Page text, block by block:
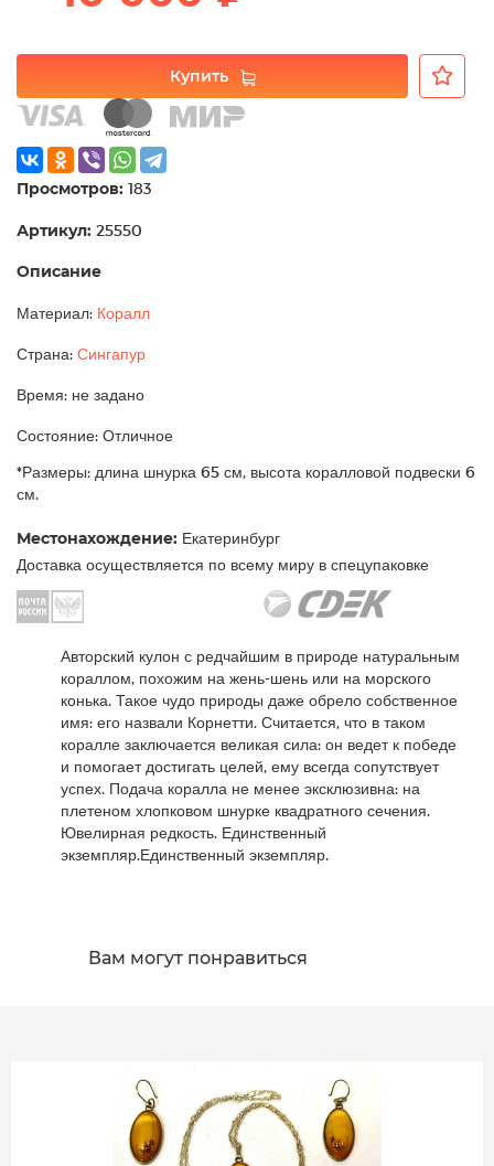
Купить
Просмотров: 183
Артикул: 25550
Описание
Материал: Коралл
Страна: Сингапур
Время: не задано
Состояние: Отличное
*Размеры: длина шнурка 65 см, высота коралловой подвески 6
см.
Местонахождение: Екатеринбург
Доставка осуществляется по всему миру в спецупаковке
Авторский кулон с редчайшим в природе натуральным
кораллом, похожим на жень-шень или на морского
конька. Такое чудо природы даже обрело собственное
имя: его назвали Корнетти. Считается, что в таком
коралле заключается великая сила: он ведет к победе
и помогает достигать целей, ему всегда сопутствует
успех. Подача коралла не менее эксклюзивна: на
плетеном хлопковом шнурке квадратного сечения.
Ювелирная редкость. Единственный
экземпляр.Единственный экземпляр.
Вам могут понравиться